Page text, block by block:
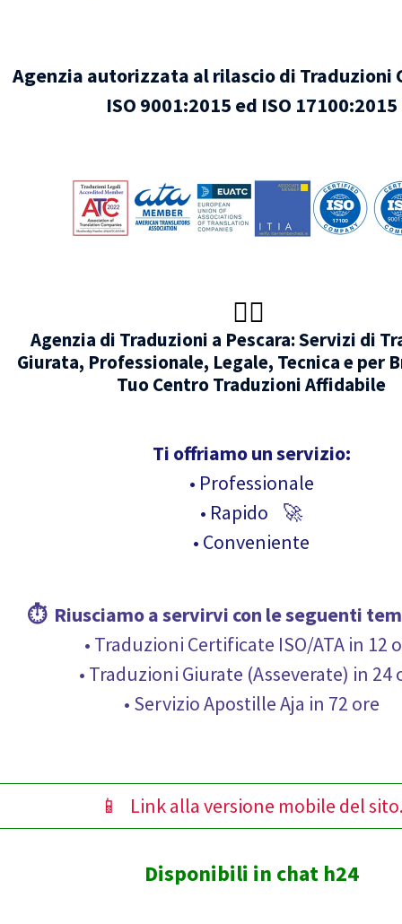
Agenzia autorizzata al rilascio di Traduzioni
ISO 9001:2015 ed ISO 17100:2015
🧑‍⚖️
Agenzia di Traduzioni a Pescara: Servizi di
Giurata, Professionale, Legale, Tecnica e per
Tuo Centro Traduzioni Affidabile
Ti offriamo un servizio:
• Professionale
• Rapido 🚀
• Conveniente
⏱ Riusciamo a servirvi con le seguenti
• Traduzioni Certificate ISO/ATA in 12
• Traduzioni Giurate (Asseverate) in 24
• Servizio Apostille Aja in 72 ore
📱 Link alla versione mobile del
Disponibili in chat h24